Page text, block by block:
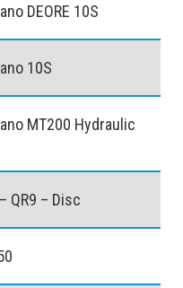
DEORE 10S
10S
MT200 Hydraulic
QR9 – Disc